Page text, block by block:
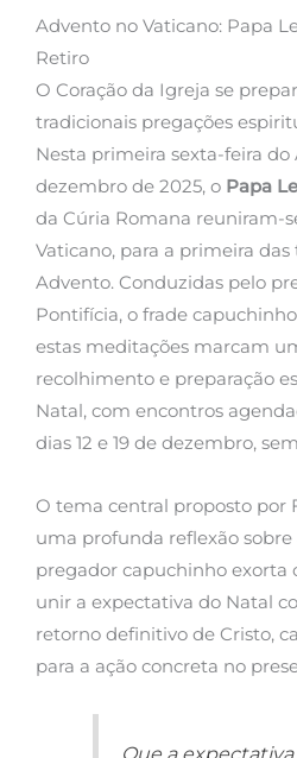
Advento no Vaticano: Papa
Retiro
O Coração da Igreja se
tradicionais pregações
Nesta primeira sexta-feira do
dezembro de 2025, o Papa
da Cúria Romana reuniram-
Vaticano, para a primeira
Advento. Conduzidas pelo
Pontifícia, o frade capuchinho
estas meditações marcam
recolhimento e preparação
Natal, com encontros
dias 12 e 19 de dezembro,
O tema central proposto por
uma profunda reflexão sobre
pregador capuchinho exorta
unir a expectativa do Natal
retorno definitivo de Cristo,
para a ação concreta no
Que a